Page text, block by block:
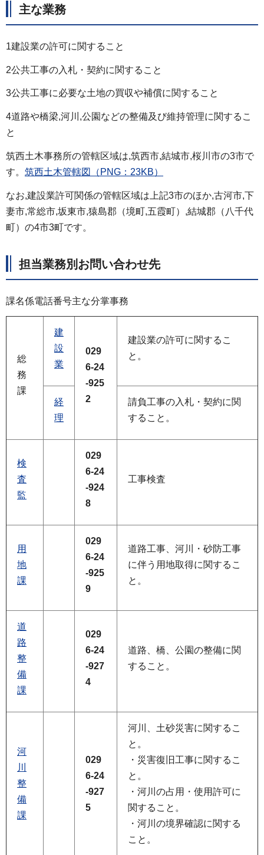
主な業務
1建設業の許可に関すること
2公共工事の入札・契約に関すること
3公共工事に必要な土地の買収や補償に関すること
4道路や橋梁,河川,公園などの整備及び維持管理に関するこ
と
筑西土木事務所の管轄区域は,筑西市,結城市,桜川市の3市で
す。 筑西土木管轄図（PNG：23KB）
なお,建設業許可関係の管轄区域は上記3市のほか,古河市,下
妻市,常総市,坂東市,猿島郡（境町,五霞町）,結城郡（八千代
町）の4市3町です。
担当業務別お問い合わせ先
課名係電話番号主な分掌事務
総
務
課
建
設
業
029
6-24
-925
2
建設業の許可に関するこ
と。
経
理
請負工事の入札・契約に関
すること。
検
査
監
029
6-24
-924
8
工事検査
用
地
課
029
6-24
-925
9
道路工事、河川・砂防工事
に伴う用地取得に関するこ
と。
道
路
整
備
課
029
6-24
-927
4
道路、橋、公園の整備に関
すること。
河
川
整
備
課
029
6-24
-927
5
河川、土砂災害に関するこ
と。
・災害復旧工事に関するこ
と。
・河川の占用・使用許可に
関すること。
・河川の境界確認に関する
こと。